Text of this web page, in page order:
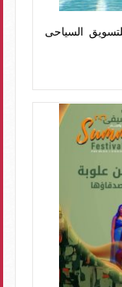
للتسويق السياحى